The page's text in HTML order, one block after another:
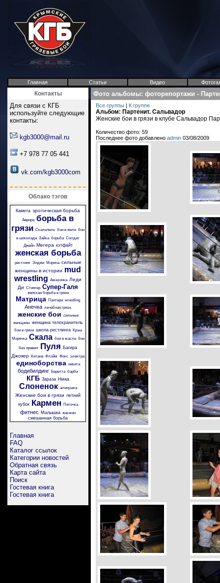
Главная Статьи Видео
Контакты
Для связи с КГБ
используйте следующие
контакты:
kgb3000@mail.ru
+7 978 77 05 441
vk.com/kgb3000com
Облако тэгов
Камета эротическая борьба
Аврора борьба в
грязи Скальпель бои в желе бои
в шоколаде Зайка борьба Солдат
Джейн Мегера кэтфайт
женская борьба
рестлинг Энджи Моряча сильные
женщины в истории mud
wrestling Амазонка Леди
Ди Стингер Супер-Галя
женская борьба в грязи
Матрица Пантера wrestling
Анечка лечебная грязь
женские бои сильные
женщины женщина телохранитель
бои в грязи школа рестлинга
Крэш
Морячка Скала бои в масле бои
без правил Пуля Багира
Джокер Китана Флэйм Фокс электра
единоборства никита
бодибилдинг Беретта барби
КГБ Зараза Ника
Слоненок аленушка
Женские бои в грязи летний
кубок Кармен Пяточка
фитнес Малышка жасмин
смешанная борьба
Главная
FAQ
Каталог ссылок
Категории новостей
Обратная связь
Карта сайта
Поиск
Гостевая книга
Гостевая книга
Фото альбомы: фоторепортажи -
Все группы | К группе
Альбом: Партенит. Сальвадор
Женские бои в грязи в клубе Сальвадор
Количество фото: 59
Последнее фото добавлено admin 03/08/2009